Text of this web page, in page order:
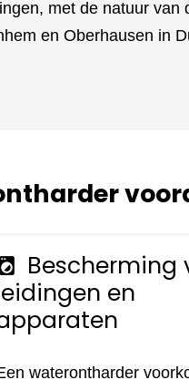
met de natuur van
en Oberhausen in
local_laundry_service
Bescherming
en
waterontharder